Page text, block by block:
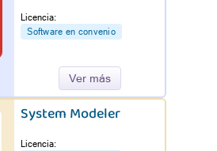
Licencia:
Software en convenio
Ver más
System Modeler
Licencia: